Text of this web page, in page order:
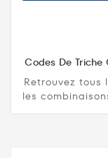
Codes De
Retrouvez tous
les
véhicules,